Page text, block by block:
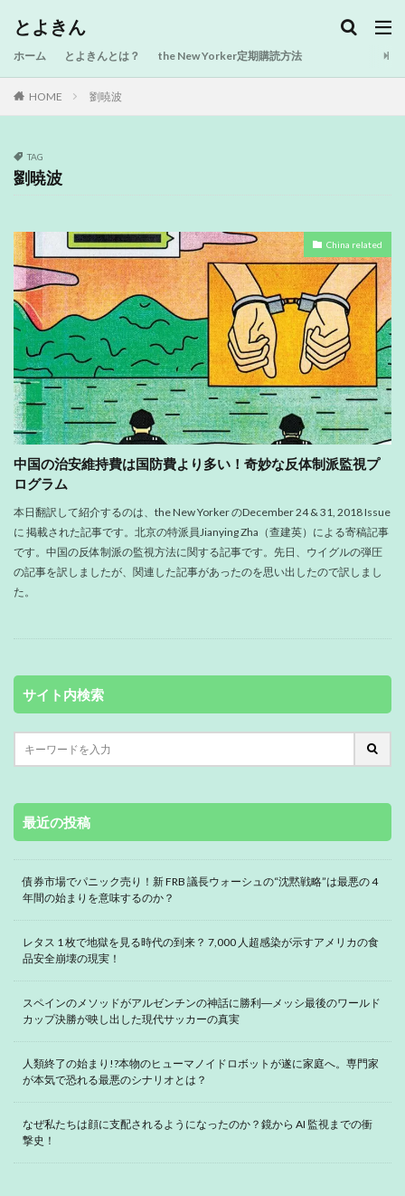
とよきん
ホーム とよきんとは？ the New Yorker定期購読方法
HOME 劉暁波
TAG
劉暁波
China related
中国の治安維持費は国防費より多い！奇妙な反体制派監視プ
ログラム
本日翻訳して紹介するのは、the New Yorker のDecember 24 & 31, 2018 Issue
に 掲載された記事です。北京の特派員Jianying Zha（查建英）による寄稿記事
です。中国の反体制派の監視方法に関する記事です。先日、ウイグルの弾圧
の記事を訳しましたが、関連した記事があったのを思い出したので訳しまし
た。
サイト内検索
最近の投稿
債券市場でパニック売り！新 FRB 議長ウォーシュの“沈黙戦略”は最悪の 4
年間の始まりを意味するのか？
レタス 1 枚で地獄を見る時代の到来？ 7,000 人超感染が示すアメリカの食
品安全崩壊の現実！
スペインのメソッドがアルゼンチンの神話に勝利―メッシ最後のワールド
カップ決勝が映し出した現代サッカーの真実
人類終了の始まり!?本物のヒューマノイドロボットが遂に家庭へ。専門家
が本気で恐れる最悪のシナリオとは？
なぜ私たちは顔に支配されるようになったのか？鏡から AI 監視までの衝
撃史！